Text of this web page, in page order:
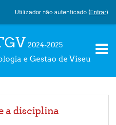
Utilizador não autenticado (Entrar)
2024-2025
e Gestao de Viseu
a disciplina